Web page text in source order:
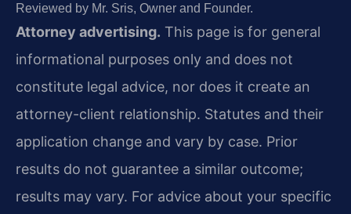
Reviewed by Mr. Sris, Owner and Founder.
Attorney advertising. This page is for general
informational purposes only and does not
constitute legal advice, nor does it create an
attorney-client relationship. Statutes and their
application change and vary by case. Prior
results do not guarantee a similar outcome;
results may vary. For advice about your specific